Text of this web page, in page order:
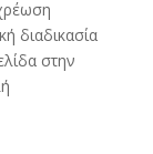
διαδικασία
στην